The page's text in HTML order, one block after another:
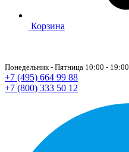
Корзина
Понедельник - Пятница 10:00 - 19:00
+7 (495) 664 99 88
+7 (800) 333 50 12